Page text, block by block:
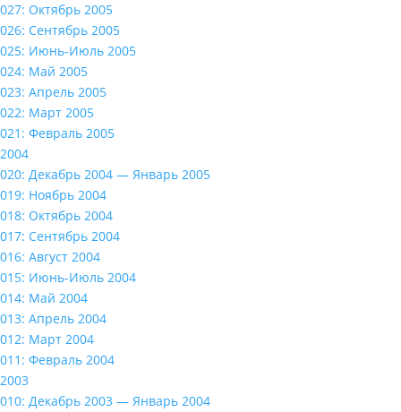
027: Октябрь 2005
026: Сентябрь 2005
025: Июнь-Июль 2005
024: Май 2005
023: Апрель 2005
022: Март 2005
021: Февраль 2005
2004
020: Декабрь 2004 — Январь 2005
019: Ноябрь 2004
018: Октябрь 2004
017: Сентябрь 2004
016: Август 2004
015: Июнь-Июль 2004
014: Май 2004
013: Апрель 2004
012: Март 2004
011: Февраль 2004
2003
010: Декабрь 2003 — Январь 2004